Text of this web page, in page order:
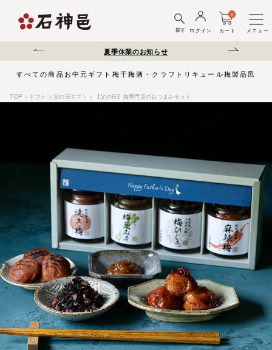
探す ログイン カート
0
メニュー
延について 夏季休業のお知らせ 弊社を装った偽
すべての商品 お中元 ギフト 梅干梅酒・クラフトリキュール梅製品邑じ
TOP ギフト 父の日ギフト 【父の日】梅専門店のおつまみセット